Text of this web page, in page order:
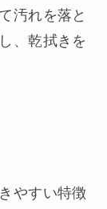
汚れを落と
、乾拭きを
やすい特徴